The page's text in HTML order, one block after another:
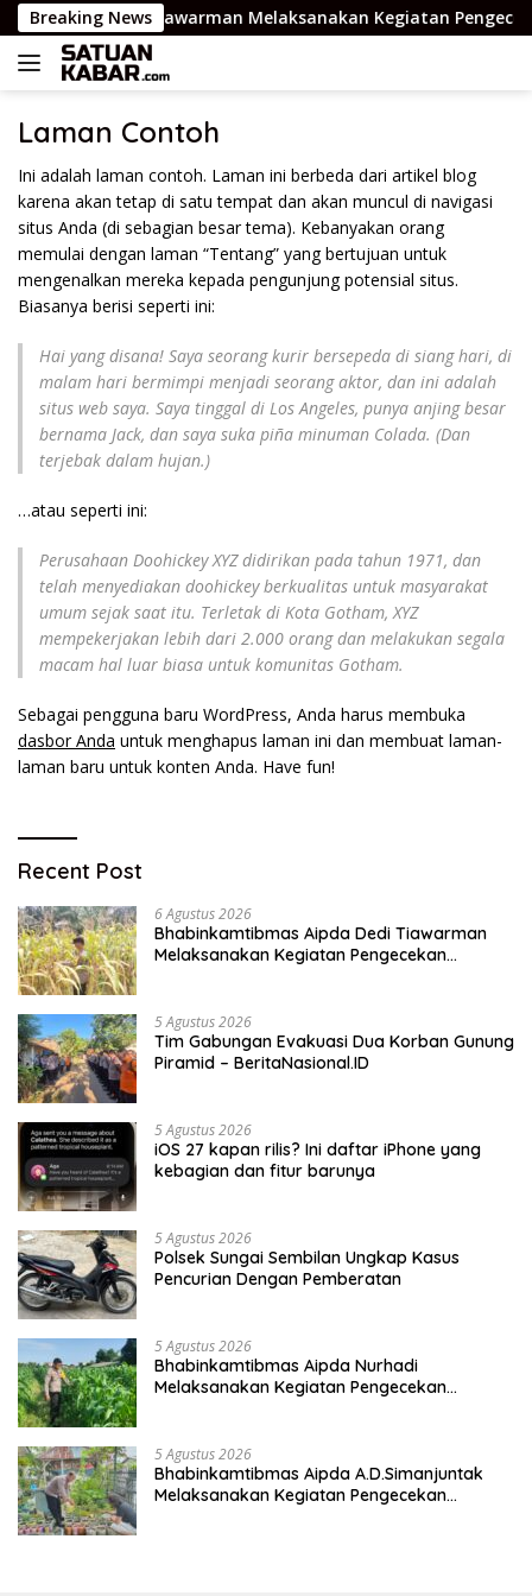
Langsung
ke
konten
Breaking News
Aipda Dedi Tiawarman Melaksanakan Kegiatan
Laman Contoh
Ini adalah laman contoh. Laman ini berbeda dari artikel blog
karena akan tetap di satu tempat dan akan muncul di navigasi
situs Anda (di sebagian besar tema). Kebanyakan orang
memulai dengan laman “Tentang” yang bertujuan untuk
mengenalkan mereka kepada pengunjung potensial situs.
Biasanya berisi seperti ini:
Hai yang disana! Saya seorang kurir bersepeda di siang hari, di
malam hari bermimpi menjadi seorang aktor, dan ini adalah
situs web saya. Saya tinggal di Los Angeles, punya anjing besar
bernama Jack, dan saya suka piña minuman Colada. (Dan
terjebak dalam hujan.)
…atau seperti ini:
Perusahaan Doohickey XYZ didirikan pada tahun 1971, dan
telah menyediakan doohickey berkualitas untuk masyarakat
umum sejak saat itu. Terletak di Kota Gotham, XYZ
mempekerjakan lebih dari 2.000 orang dan melakukan segala
macam hal luar biasa untuk komunitas Gotham.
Sebagai pengguna baru WordPress, Anda harus membuka
dasbor Anda untuk menghapus laman ini dan membuat laman-
laman baru untuk konten Anda. Have fun!
Recent Post
6 Agustus 2026
Bhabinkamtibmas Aipda Dedi Tiawarman
Melaksanakan Kegiatan Pengecekan
5 Agustus 2026
Tim Gabungan Evakuasi Dua Korban Gunung
Piramid – BeritaNasional.ID
5 Agustus 2026
iOS 27 kapan rilis? Ini daftar iPhone yang
kebagian dan fitur barunya
5 Agustus 2026
Polsek Sungai Sembilan Ungkap Kasus
Pencurian Dengan Pemberatan
5 Agustus 2026
Bhabinkamtibmas Aipda Nurhadi
Melaksanakan Kegiatan Pengecekan
5 Agustus 2026
Bhabinkamtibmas Aipda A.D.Simanjuntak
Melaksanakan Kegiatan Pengecekan